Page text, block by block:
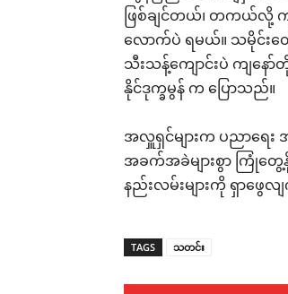
ဖြစ်ချင်တယ်၊ တကယ်လို့
လောက်ပဲ ရမယ်။ သမိုင်းတွ
သီးသန့်ကျောင်းပဲ ကျနေ
နိုင်ဒုက္ခမွန် က ပြောသည်။
အလှူရှင်များက ပညာရေ
အခက်အခဲများစွာ ကြုံ
နည်းလမ်းများကို ရှာဖွေ
TAGS သတင်း